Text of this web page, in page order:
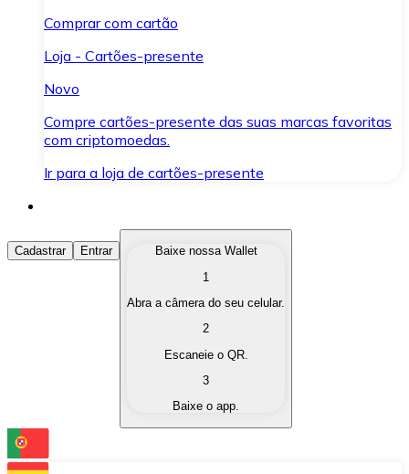
Comprar com cartão
Loja - Cartões-presente
Novo
Compre cartões-presente das suas marcas favoritas
com criptomoedas.
Ir para a loja de cartões-presente
Comprar Criptomoedas
Compre as criptomoedas de seu interesse de forma
Converta suas criptomoedas em moeda fiduciária
Troque uma criptomoeda por outra
Cadastrar Entrar
Baixe nossa Wallet
1
Abra a câmera do seu celular.
2
Escaneie o QR.
3
Baixe o app.